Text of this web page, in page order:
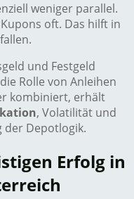
weniger parallel.
oft. Das hilft in
und Festgeld
Rolle von Anleihen
kombiniert, erhält
, Volatilität und
der Depotlogik.
Erfolg in